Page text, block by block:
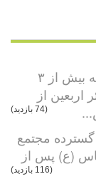
ارائه خدمات درمانی به بیش از ۳
زائر اربعین از
(74 بازدید)
گسترده مجتمع
(ع) پس از
(116 بازدید)